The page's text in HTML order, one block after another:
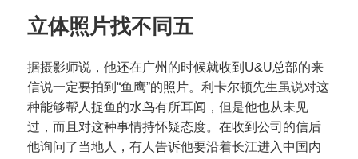
立体照片找不同五
据摄影师说，他还在广州的时候就收到U&U总部的来
信说一定要拍到“鱼鹰”的照片。利卡尔顿先生虽说对这
种能够帮人捉鱼的水鸟有所耳闻，但是他也从未见
过，而且对这种事情持怀疑态度。在收到公司的信后
他询问了当地人，有人告诉他要沿着长江进入中国内